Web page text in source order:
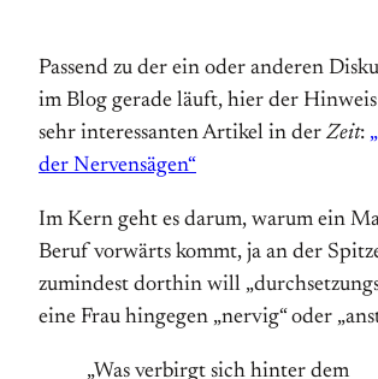
Passend zu der ein oder anderen
im Blog gerade läuft, hier der
sehr interessanten Artikel in der Zeit:
der Nervensägen“
Im Kern geht es darum, warum ein
Beruf vorwärts kommt, ja an der
zumindest dorthin will
eine Frau hingegen „nervig“ oder
„Was verbirgt sich hinter dem